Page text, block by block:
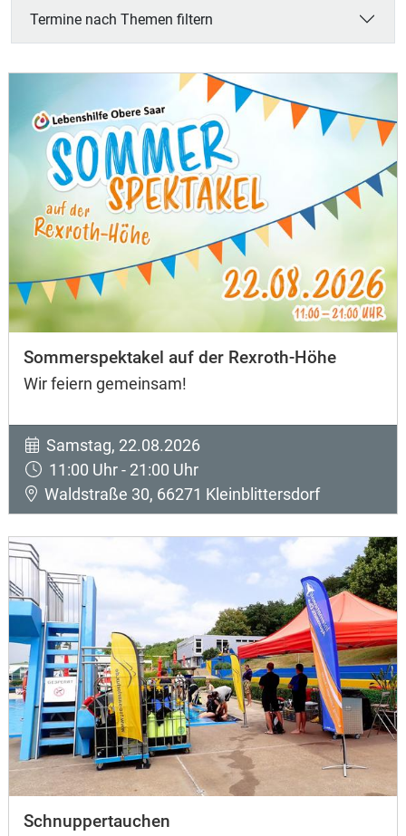
Termine nach Themen filtern
Sommerspektakel auf der Rexroth-Höhe
Wir feiern gemeinsam!
Samstag, 22.08.2026
11:00 Uhr - 21:00 Uhr
Waldstraße 30, 66271 Kleinblittersdorf
Schnuppertauchen